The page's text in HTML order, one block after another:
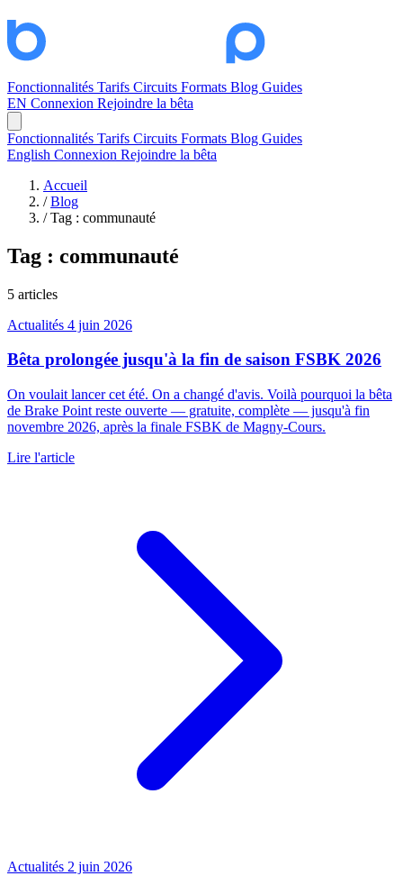
Fonctionnalités Tarifs Circuits Formats Blog Guides
EN Connexion Rejoindre la bêta
Fonctionnalités Tarifs Circuits Formats Blog Guides
English Connexion Rejoindre la bêta
Accueil
/ Blog
/ Tag : communauté
Tag : communauté
5 articles
Actualités 4 juin 2026
Bêta prolongée jusqu'à la fin de saison FSBK 2026
On voulait lancer cet été. On a changé d'avis. Voilà pourquoi la bêta
de Brake Point reste ouverte — gratuite, complète — jusqu'à fin
novembre 2026, après la finale FSBK de Magny-Cours.
Lire l'article
Actualités 2 juin 2026